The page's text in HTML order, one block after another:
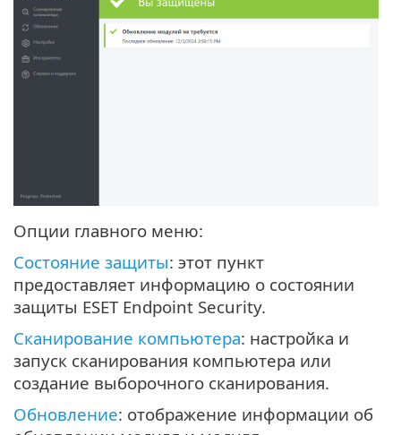
Опции главного меню:
Состояние защиты: этот пункт
предоставляет информацию о состоянии
защиты ESET Endpoint Security.
Сканирование компьютера: настройка и
запуск сканирования компьютера или
создание выборочного сканирования.
Обновление: отображение информации об